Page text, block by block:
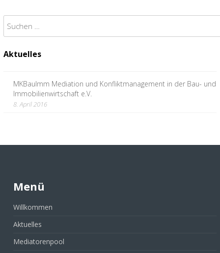
nach:
Aktuelles
MKBauImm Mediation und Konfliktmanagement in der Bau- und
Immobilienwirtschaft e.V.
8. April 2016
Menü
Willkommen
Aktuelles
Mediatorenpool